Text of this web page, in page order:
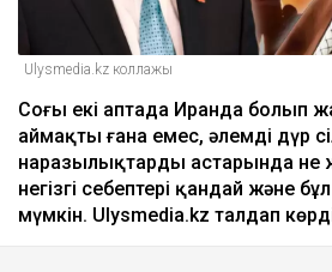
Ulysmedia.kz коллажы
Соңғы екі аптада Иранда болып
аймақты ғана емес, әлемді дүр
наразылықтардың астарында не
негізгі себептері қандай және
мүмкін. Ulysmedia.kz талдап